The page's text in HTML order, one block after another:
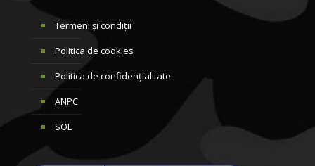
Termeni și condiții
Politica de cookies
Politica de confidențialitate
ANPC
SOL